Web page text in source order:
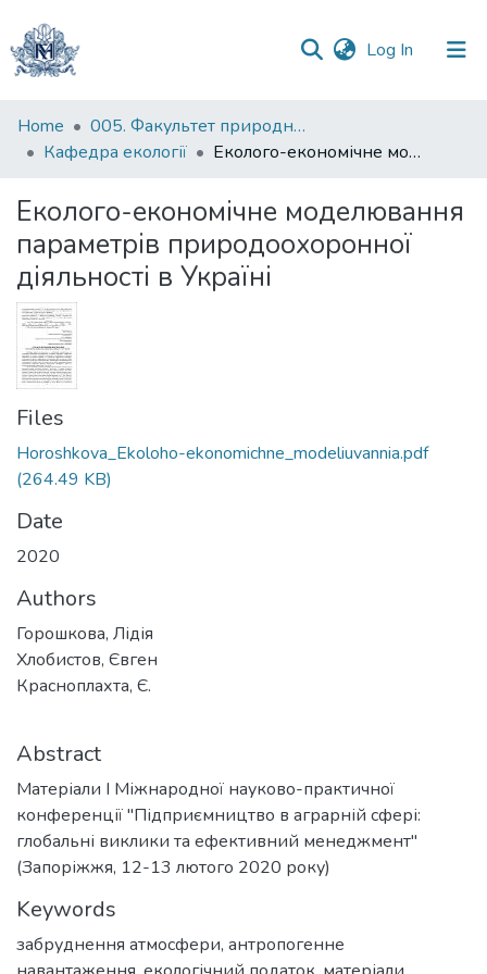
Log In (current)
Communities
&
All of DSpace
Statistics
Home
005. Факультет природничих наук
Кафедра екології
Еколого-економічне моделювання параметрів природоохоронної діяльності в Україні
Еколого-економічне моделювання
параметрів природоохоронної
діяльності в Україні
Files
Horoshkova_Ekoloho-ekonomichne_modeliuvannia.pdf
(264.49 KB)
Date
2020
Authors
Горошкова, Лідія
Хлобистов, Євген
Красноплахта, Є.
Abstract
Матеріали І Міжнародної науково-практичної
конференції "Підприємництво в аграрній сфері:
глобальні виклики та ефективний менеджмент"
(Запоріжжя, 12-13 лютого 2020 року)
Keywords
забруднення атмосфери, антропогенне